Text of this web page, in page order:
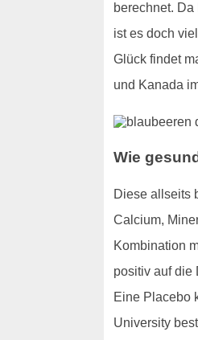
berechnet.
ist es doch
Glück findet
und Kanada
Wie
Diese allseits
Calcium,
Kombination
positiv auf die
Eine Placebo
University